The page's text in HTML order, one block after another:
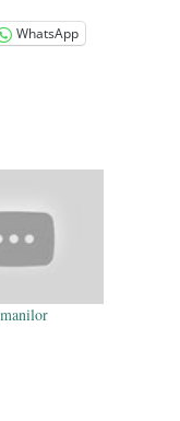
iunie 2020
radicale
WhatsApp